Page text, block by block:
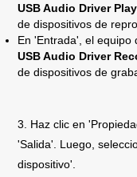
USB Audio Driver
de dispositivos de
En 'Entrada', el
USB Audio Driver
de dispositivos de
3. Haz clic en
'Salida'. Luego,
dispositivo'.